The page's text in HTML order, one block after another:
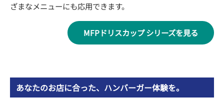
ざまなメニューにも応用できます。
MFPドリスカップ シリーズを見る
あなたのお店に合った、ハンバーガー体験を。